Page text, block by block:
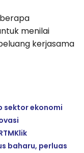
menilai
kerjasama
sektor ekonomi
baharu, perluas